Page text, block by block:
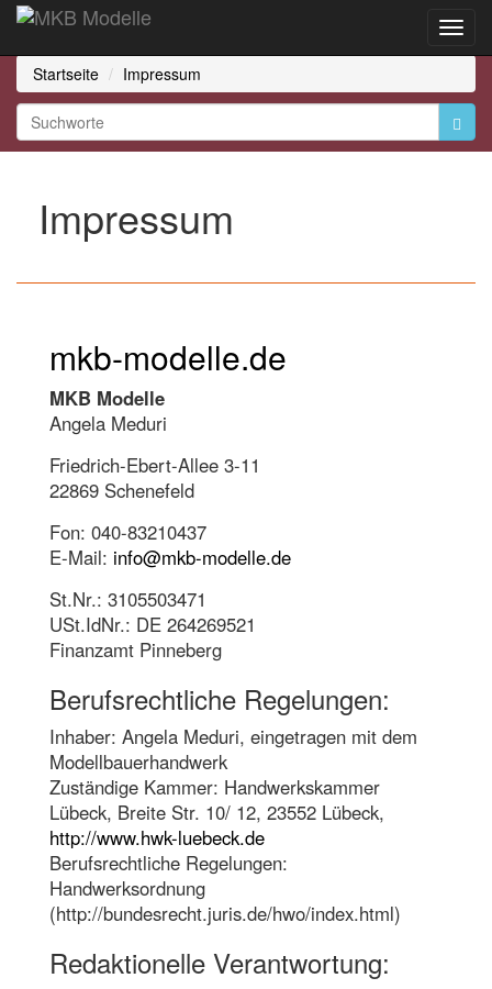
Startseite
Impressum
Impressum
mkb-modelle.de
MKB Modelle
Angela Meduri
Friedrich-Ebert-Allee 3-11
22869 Schenefeld
Fon: 040-83210437
E-Mail: info@mkb-modelle.de
St.Nr.: 3105503471
USt.IdNr.: DE 264269521
Finanzamt Pinneberg
Berufsrechtliche Regelungen:
Inhaber: Angela Meduri, eingetragen mit dem
Modellbauerhandwerk
Zuständige Kammer: Handwerkskammer
Lübeck, Breite Str. 10/ 12, 23552 Lübeck,
http://www.hwk-luebeck.de
Berufsrechtliche Regelungen:
Handwerksordnung
(http://bundesrecht.juris.de/hwo/index.html)
Redaktionelle Verantwortung: